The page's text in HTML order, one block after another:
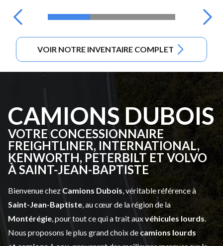
VOIR NOTRE INVENTAIRE COMPLET
CAMIONS DUBOIS
VOTRE CONCESSIONNAIRE
FREIGHTLINER, INTERNATIONAL,
KENWORTH, PETERBILT ET VOLVO
À SAINT-JEAN-BAPTISTE
Bienvenue chez Camions Dubois , véritable référence à
Saint-Jean-Baptiste , au cœur de la région de la
Montérégie , pour tout ce qui a trait auxvéhicules lourds
Nous proposons le plus grand choix de camions lourds